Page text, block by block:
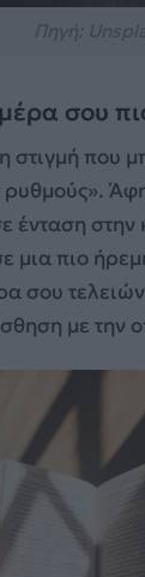
σου
στιγμή που
στην
μια πιο
σου
με την